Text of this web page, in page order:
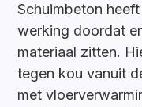
Schuimbeton
werking doordat
materiaal zitten.
tegen kou vanuit
met